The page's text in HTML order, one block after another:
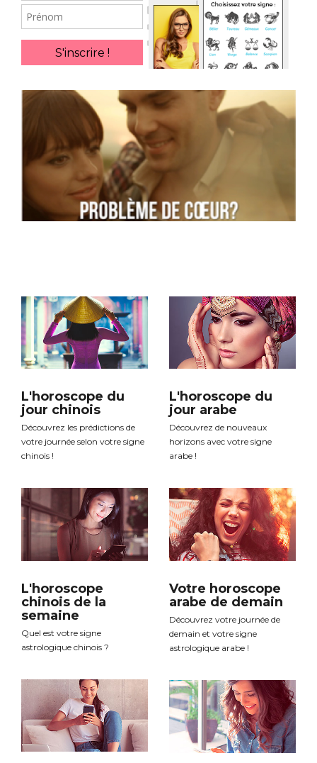
Prénom
S'inscrire !
L'horoscope du
jour chinois
Découvrez les prédictions de
votre journée selon votre signe
chinois !
L'horoscope
chinois de la
semaine
Quel est votre signe
astrologique chinois ?
L'horoscope du
jour arabe
Découvrez de nouveaux
horizons avec votre signe
arabe !
Votre horoscope
arabe de demain
Découvrez votre journée de
demain et votre signe
astrologique arabe !